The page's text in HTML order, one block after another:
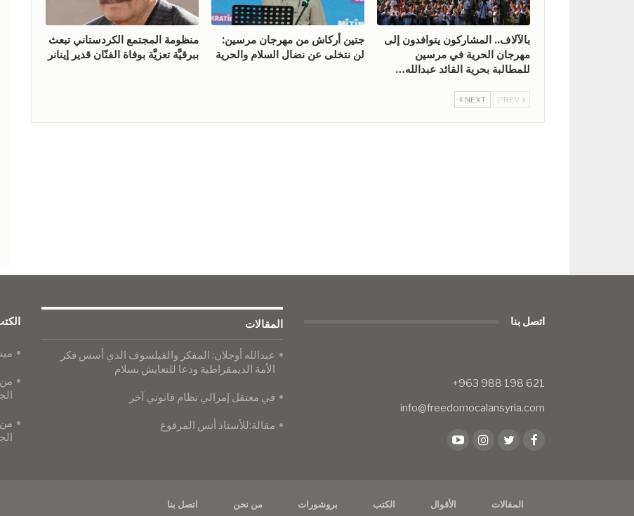
بالآلاف.. المشاركون يتوافدون إلى
مهرجان الحرية في مرسين
للمطالبة بحرية القائد عبدالله…
جتين أركاش من مهرجان مرسين:
لن نتخلى عن نضال السلام والحرية
منظومة المجتمع الكردستاني تبعث
ببرقيَّة تعزيَّة بوفاة الفنّان قدير إينانر
NEXT
اتصل بنا
info@freedomocalansyria.com
المقالات
عبدالله أوجلان: المفكر والفيلسوف الذي أسس فكر
الأمة الديمقراطية ودعا للتعايش بسلام
في معتقل إمرالي نظام قانوني آخر
مقالة:للأستاذ أنس المرفوع
من
من
المقالات الأقوال الكتب بروشورات من نحن اتصل بنا